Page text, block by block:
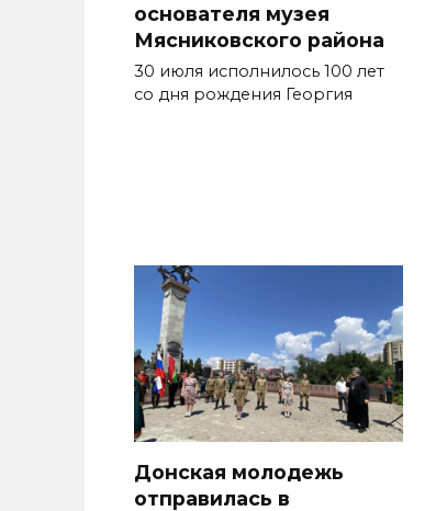
основателя музея
Мясниковского района
30 июля исполнилось 100 лет
со дня рождения Георгия
Донская молодежь
отправилась в